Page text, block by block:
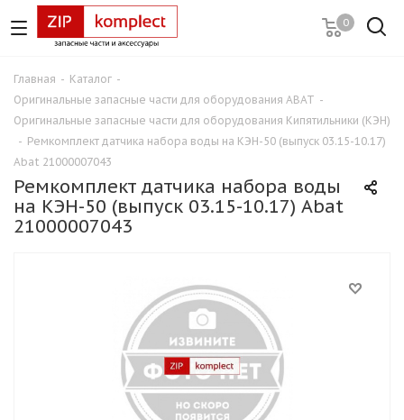
0
Главная - Каталог -
Оригинальные запасные части для оборудования ABAT -
Оригинальные запасные части для оборудования Кипятильники (КЭН)
- Ремкомплект датчика набора воды на КЭН-50 (выпуск 03.15-10.17)
Abat 21000007043
Ремкомплект датчика набора воды
на КЭН-50 (выпуск 03.15-10.17) Abat
21000007043